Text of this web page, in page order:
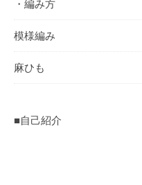
・編み方
模様編み
麻ひも
■自己紹介